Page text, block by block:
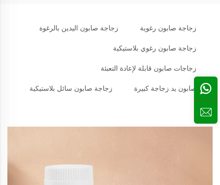
زجاجة صابون رغوية زجاجة صابون اليدين بالرغوة
زجاجة صابون رغوي بلاستيكية
زجاجات صابون قابلة لإعادة التعبئة
صابون يد زجاجة كبيرة زجاجة صابون سائل بلاستيكية